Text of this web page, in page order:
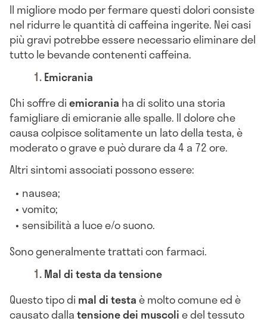
Il migliore modo per fermare questi dolori consiste
nel ridurre le quantità di caffeina ingerite. Nei casi
più gravi potrebbe essere necessario eliminare del
tutto le bevande contenenti caffeina.
Emicrania
Chi soffre diemicrania ha di solito una storia
famigliare di emicranie alle spalle. Il dolore che
causa colpisce solitamente un lato della testa, è
moderato o grave e può durare da 4 a 72 ore.
Altri sintomi associati possono essere:
nausea;
vomito;
sensibilità a luce e/o suono.
Sono generalmente trattati con farmaci.
Mal di testa da tensione
Questo tipo di mal di testaè molto comune ed è
causato dallatensione dei muscolie del tessuto